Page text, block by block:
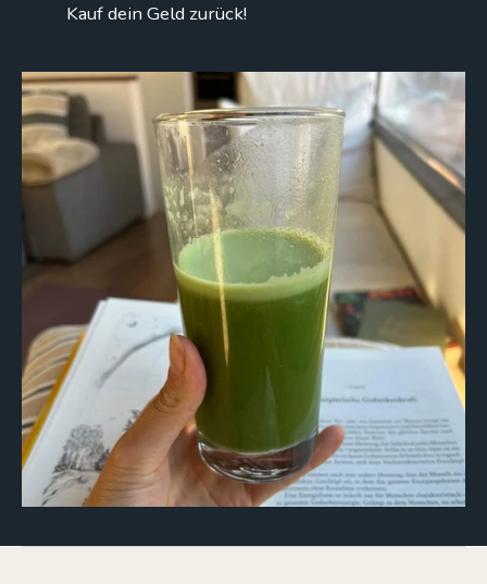
Kauf dein Geld zurück!